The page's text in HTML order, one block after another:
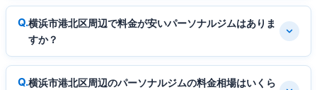
横浜市港北区周辺で料金が安いパーソナルジムはありま
すか？
横浜市港北区周辺のパーソナルジムの料金相場はいくら